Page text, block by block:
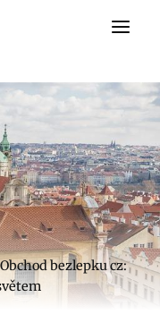
Obchod bezlepku cz: